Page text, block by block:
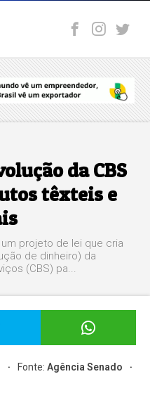
da CBS
têxteis e
projeto de lei que cria
de dinheiro) da
(CBS) pa...
Fonte:Agência Senado